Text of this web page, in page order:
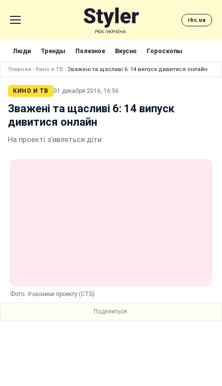
rbc.ua
Люди Тренды Полезное Вкусно Гороскопы
Главная › Кино и ТВ › Зважені та щасливі 6: 14 випуск дивитися онлайн
КИНО И ТВ 01 декабря 2016, 16:56
Зважені та щасливі 6: 14 випуск
дивитися онлайн
На проекті з'являться діти
Фото: Учасники проекту (СТБ)
Поделиться: